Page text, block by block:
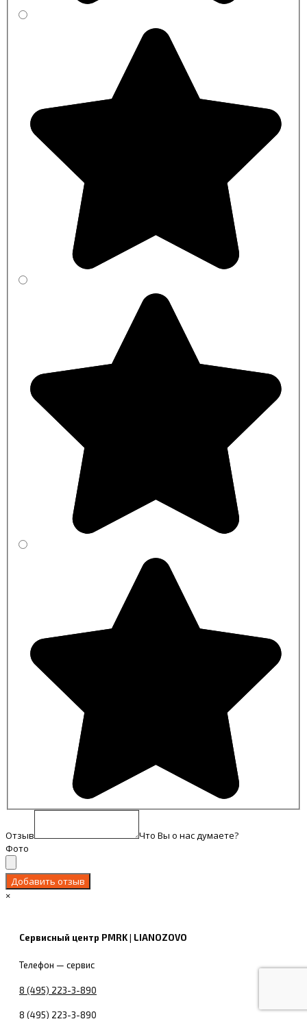
Отзыв
Что Вы о нас думаете?
Фото
×
Сервисный центр PMRK | LIANOZOVO
Телефон — сервис
8 (495) 223-3-890
8 (495) 223-3-890